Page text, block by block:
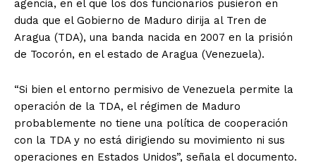
agencia, en el que los dos funcionarios pusieron en
duda que el Gobierno de Maduro dirija al Tren de
Aragua (TDA), una banda nacida en 2007 en la prisión
de Tocorón, en el estado de Aragua (Venezuela).
“Si bien el entorno permisivo de Venezuela permite la
operación de la TDA, el régimen de Maduro
probablemente no tiene una política de cooperación
con la TDA y no está dirigiendo su movimiento ni sus
operaciones en Estados Unidos”, señala el documento.